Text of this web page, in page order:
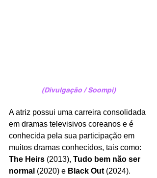
(Divulgação / Soompi)
A atriz possui uma carreira consolidada
em dramas televisivos coreanos e é
conhecida pela sua participação em
muitos dramas conhecidos, tais como:
The Heirs (2013), Tudo bem não ser
normal (2020) e Black Out (2024).